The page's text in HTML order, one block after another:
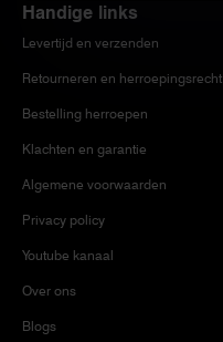
Handige links
Levertijd en verzenden
Retourneren en herroepingsrecht
Bestelling herroepen
Klachten en garantie
Algemene voorwaarden
Privacy policy
Youtube kanaal
Over ons
Blogs